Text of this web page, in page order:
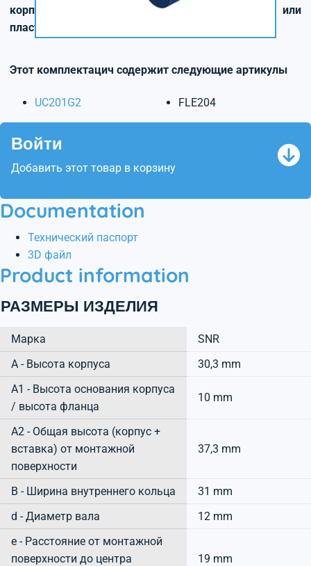
корпусами из чугуна, нержавеющей стали или
пластика.
Этот комплектацич содержит следующие артикулы
UC201G2 FLE204
Войти
Добавить этот товар в корзину
Documentation
Технический паспорт
3D файл
Product information
РАЗМЕРЫ ИЗДЕЛИЯ
Марка
SNR
А - Высота корпуса
30,3 mm
A1 - Высота основания корпуса
/ высота фланца
10 mm
A2 - Общая высота (корпус +
вставка) от монтажной
поверхности
37,3 mm
B - Ширина внутреннего кольца
31 mm
d - Диаметр вала
12 mm
e - Расстояние от монтажной
поверхности до центра
19 mm